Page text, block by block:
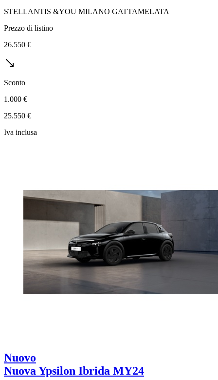
STELLANTIS &YOU MILANO GATTAMELATA
Prezzo di listino
26.550 €
Sconto
1.000 €
25.550 €
Iva inclusa
Nuovo
Nuova Ypsilon Ibrida MY24